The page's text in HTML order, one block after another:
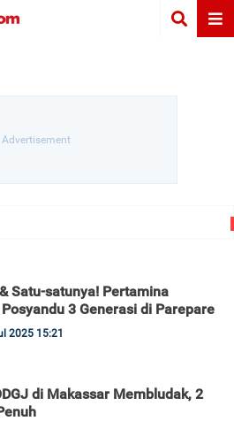
Satu-satunya! Pertamina
3 Generasi di Parepare
2025 15:21
di Makassar Membludak, 2